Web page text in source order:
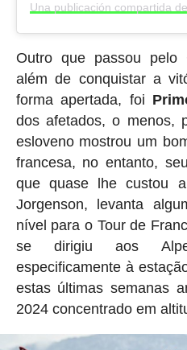
Outro que passou pelo
além de conquistar a
forma apertada, foi
dos afetados, o menos,
esloveno mostrou um
francesa, no entanto,
que quase lhe custou
Jorgenson, levanta
nível para o Tour de
se dirigiu aos
especificamente à
estas últimas semanas
2024 concentrado em